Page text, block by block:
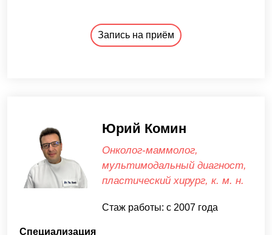
Запись на приём
Юрий Комин
Онколог-маммолог,
мультимодальный диагност,
пластический хирург, к. м. н.
Стаж работы: с 2007 года
Специализация